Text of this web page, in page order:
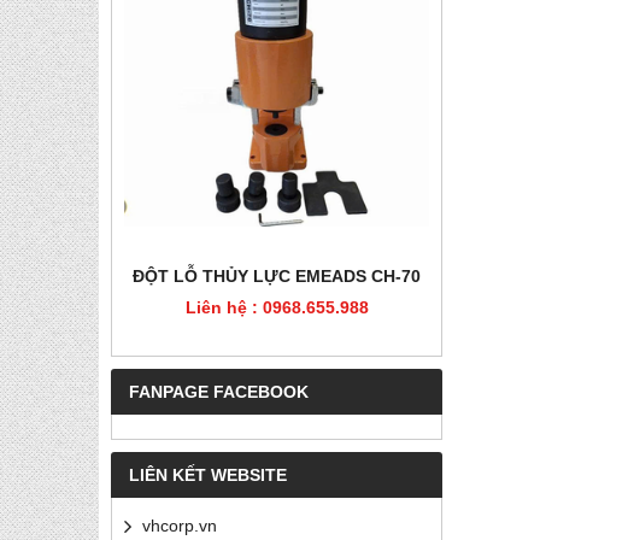
PET
ĐỘT LỖ THỦY LỰC EMEADS CH-70
Liên hệ : 0968.655.988
FANPAGE FACEBOOK
LIÊN KẾT WEBSITE
vhcorp.vn